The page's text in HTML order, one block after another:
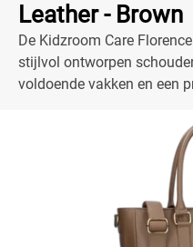
Leather - Brown
De Kidzroom Care
stijlvol ontworpen
voldoende vakken en een